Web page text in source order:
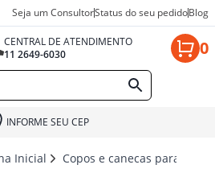
Seja um ConsultorStatus do seu pedidoBlog
CENTRAL DE ATENDIMENTO
11 2649-6030
0
INFORME SEU CEP
Inicial Copos e canecas para